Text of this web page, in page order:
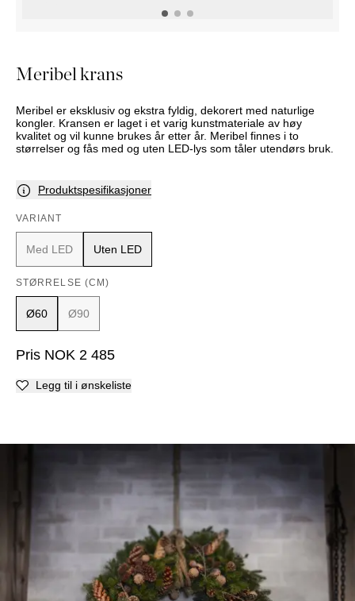
Meribel krans
Meribel er eksklusiv og ekstra fyldig, dekorert med naturlige
kongler. Kransen er laget i et varig kunstmateriale av høy
kvalitet og vil kunne brukes år etter år. Meribel finnes i to
størrelser og fås med og uten LED-lys som tåler utendørs bruk.
Produktspesifikasjoner
VARIANT
Med LED Uten LED
STØRRELSE (CM)
Ø60 Ø90
Pris NOK 2 485
Legg til i ønskeliste